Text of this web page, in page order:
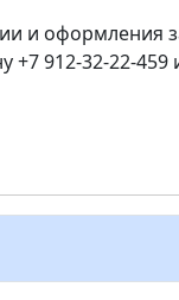
и оформления
+7 912-32-22-459